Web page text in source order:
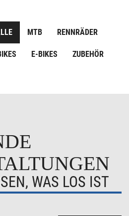
MTB RENNRÄDER
E-BIKES ZUBEHÖR
WAS LOS IST